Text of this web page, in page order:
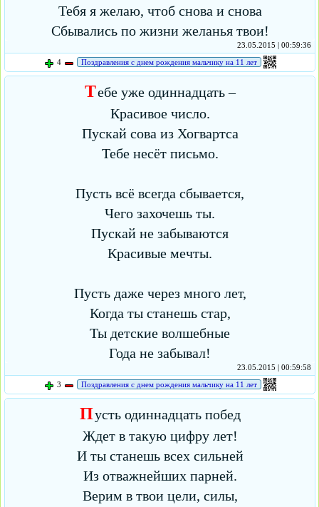
Тебя я желаю, чтоб снова и снова
Сбывались по жизни желанья твои!
23.05.2015 | 00:59:36
4
Поздравления с днем рождения мальчику на 11 лет
Тебе уже одиннадцать –
Красивое число.
Пускай сова из Хогвартса
Тебе несёт письмо.
Пусть всё всегда сбывается,
Чего захочешь ты.
Пускай не забываются
Красивые мечты.
Пусть даже через много лет,
Когда ты станешь стар,
Ты детские волшебные
Года не забывал!
23.05.2015 | 00:59:58
3
Поздравления с днем рождения мальчику на 11 лет
Пусть одиннадцать побед
Ждет в такую цифру лет!
И ты станешь всех сильней
Из отважнейших парней.
Верим в твои цели, силы,